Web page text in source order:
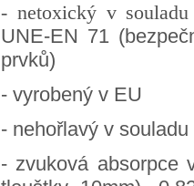
- netoxický v
UNE-EN 71
prvků)
- vyrobený v EU
- nehořlavý v
- zvuková absorpce